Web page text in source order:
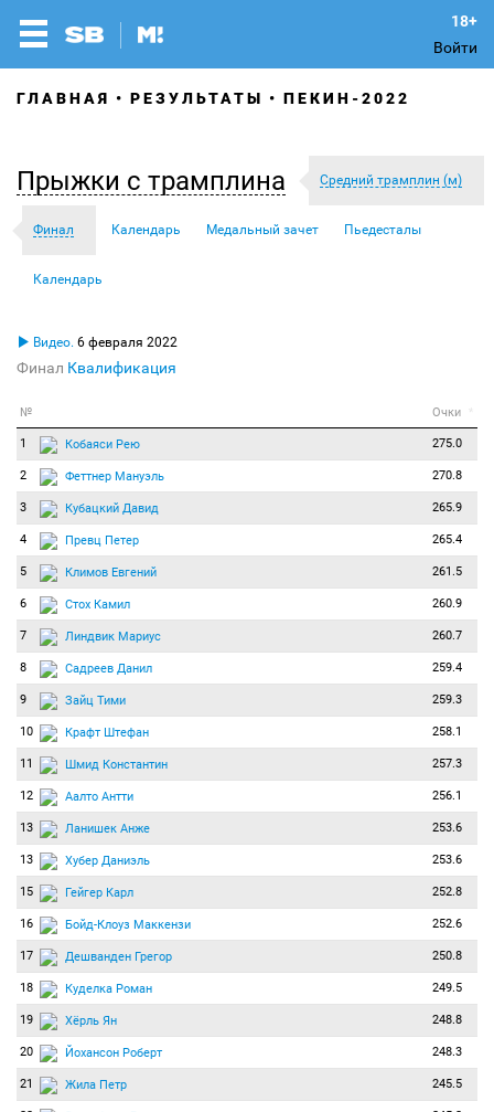
Войти
ГЛАВНАЯ РЕЗУЛЬТАТЫ ПЕКИН-2022
Прыжки с трамплина Средний трамплин (м)
Финал Календарь Медальный зачет Пьедесталы
Календарь
Видео. 6 февраля 2022
Финал Квалификация
№ Очки *
1 Кобаяси Рею 275.0
2 Феттнер Мануэль 270.8
3 Кубацкий Давид 265.9
4 Превц Петер 265.4
5 Климов Евгений 261.5
6 Стох Камил 260.9
7 Линдвик Мариус 260.7
8 Садреев Данил 259.4
9 Зайц Тими 259.3
10 Крафт Штефан 258.1
11 Шмид Константин 257.3
12 Аалто Антти 256.1
13 Ланишек Анже 253.6
13 Хубер Даниэль 253.6
15 Гейгер Карл 252.8
16 Бойд-Клоуз Маккензи 252.6
17 Дешванден Грегор 250.8
18 Куделка Роман 249.5
19 Хёрль Ян 248.8
20 Йохансон Роберт 248.3
21 Жила Петр 245.5